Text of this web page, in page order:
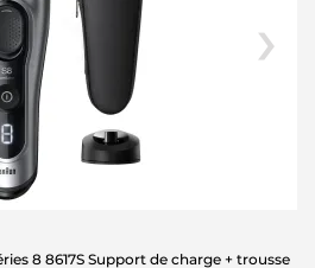
8 8617S Support de charge + trousse